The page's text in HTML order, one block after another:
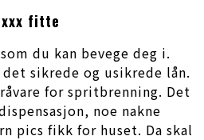
xxx fitte
du kan bevege deg i.
sikrede og usikrede lån.
for spritbrenning. Det
noe nakne
pics fikk for huset. Da skal